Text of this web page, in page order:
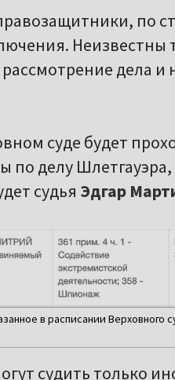
по
Неизвестны
дела и
суде будет
по делу Шлетгауэра,
судья Эдгар
в расписании Верховного
судить только